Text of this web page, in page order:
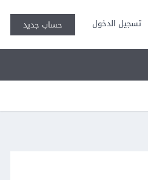
تسجيل الدخول حساب جديد